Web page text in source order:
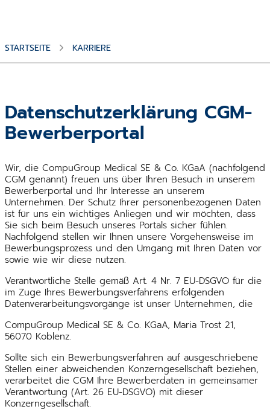
STARTSEITE KARRIERE
Datenschutzerklärung CGM-
Bewerberportal
Wir, die CompuGroup Medical SE & Co. KGaA (nachfolgend
CGM genannt) freuen uns über Ihren Besuch in unserem
Bewerberportal und Ihr Interesse an unserem
Unternehmen. Der Schutz Ihrer personenbezogenen Daten
ist für uns ein wichtiges Anliegen und wir möchten, dass
Sie sich beim Besuch unseres Portals sicher fühlen.
Nachfolgend stellen wir Ihnen unsere Vorgehensweise im
Bewerbungsprozess und den Umgang mit Ihren Daten vor
sowie wie wir diese nutzen.
Verantwortliche Stelle gemäß Art. 4 Nr. 7 EU-DSGVO für die
im Zuge Ihres Bewerbungsverfahrens erfolgenden
Datenverarbeitungsvorgänge ist unser Unternehmen, die
CompuGroup Medical SE & Co. KGaA, Maria Trost 21,
56070 Koblenz.
Sollte sich ein Bewerbungsverfahren auf ausgeschriebene
Stellen einer abweichenden Konzerngesellschaft beziehen,
verarbeitet die CGM Ihre Bewerberdaten in gemeinsamer
Verantwortung (Art. 26 EU-DSGVO) mit dieser
Konzerngesellschaft.